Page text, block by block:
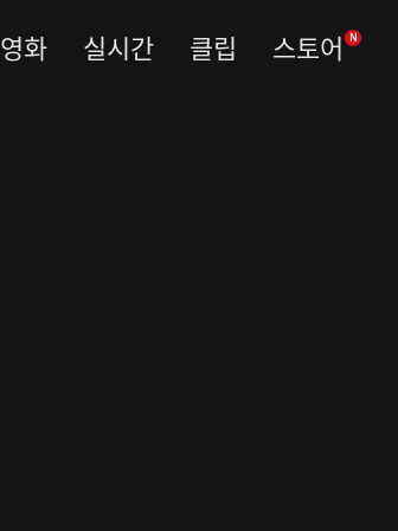
영화 실시간 클립 스토어 N